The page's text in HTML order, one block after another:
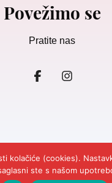
Povežimo se
Pratite nas
Crna Gora.Design and
kolačiće (cookies).
ste s našom